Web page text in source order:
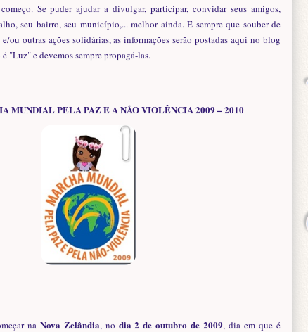
Se puder ajudar a divulgar, participar, convidar seus amigos,
seu bairro, seu município,... melhor ainda. E sempre que souber de
ou outras ações solidárias, as informações serão postadas aqui no blog
"Luz" e devemos sempre propagá-las.
MUNDIAL PELA PAZ E A NÃO VIOLÊNCIA 2009 – 2010
na Nova Zelândia, no dia 2 de outubro de 2009, dia em que é